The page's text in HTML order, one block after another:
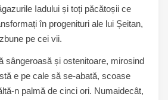
Iadului și toți păcătoșii ce
în progenituri ale lui Șeitan,
pe cei vii.
sângeroasă și ostenitoare, mirosind
e pe cale să se-abată, scoase
n palmă de cinci ori. Numaidecât,